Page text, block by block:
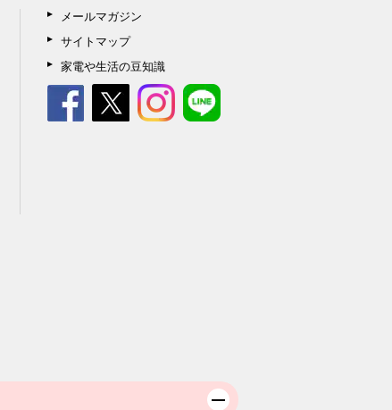
メールマガジン
サイトマップ
家電や生活の豆知識